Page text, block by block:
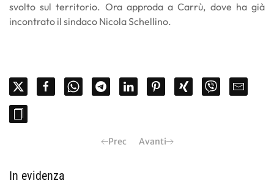
svolto sul territorio. Ora approda a Carrù, dove ha già
incontrato il sindaco Nicola Schellino.
Prec Avanti
In evidenza